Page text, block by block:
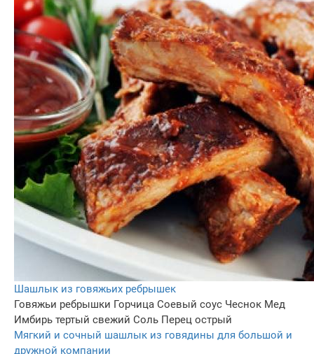
Шашлык из говяжьих ребрышек
Говяжьи ребрышки Горчица Соевый соус Чеснок Мед
Имбирь тертый свежий Соль Перец острый
Мягкий и сочный шашлык из говядины для большой и
дружной компании